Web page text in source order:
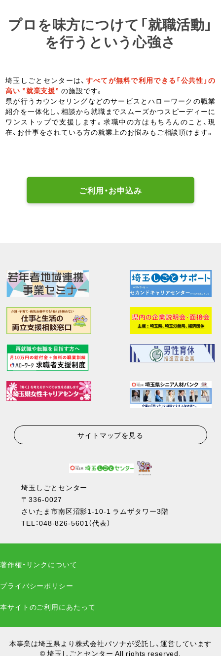
プロを味方につけて「就職活動」
を行うという心強さ
埼玉しごとセンターは、 すべてが無料で利用できる「公共性」の
高い ”就業支援” の施設です。
県が行うカウンセリングなどのサービスとハローワークの職業
紹介を一体化し、相談から就職までスムーズかつスピーディーに
ワンストップで支援します。求職中の方はもちろんのこと、現
在、お仕事をされている方の就業上のお悩みもご相談頂けます。
ご利用・お申込み
サイトマップを見る
埼玉しごとセンター
〒336-0027
さいたま市南区沼影1-10-1 ラムザタワー3階
TEL：048-826-5601（代表）
著作権・リンクについて
プライバシーポリシー
本サイトのご利用にあたって
本事業は埼玉県より株式会社パソナが受託し、運営しています
© 埼玉しごとセンター All rights reserved.